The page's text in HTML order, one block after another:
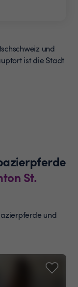
und
ist die Stadt
St.
und